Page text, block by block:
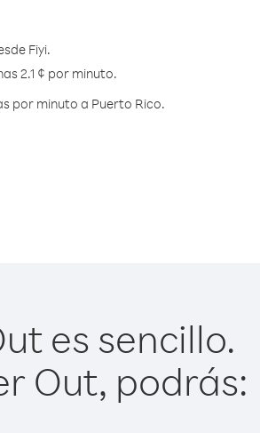
Fiyi.
2.1 ¢ por minuto.
por minuto a Puerto Rico.
es sencillo.
Out, podrás: